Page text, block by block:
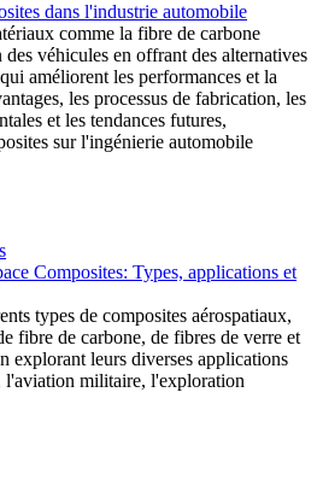
dans l'industrie automobile
comme la fibre de carbone
véhicules en offrant des alternatives
améliorent les performances et la
les processus de fabrication, les
et les tendances futures,
sur l'ingénierie automobile
Composites: Types, applications et
types de composites aérospatiaux,
fibre de carbone, de fibres de verre et
explorant leurs diverses applications
l'aviation militaire, l'exploration